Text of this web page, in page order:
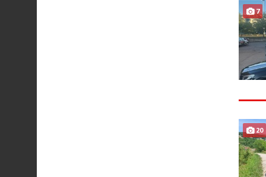
7
20